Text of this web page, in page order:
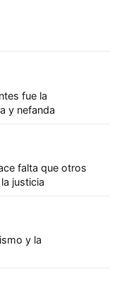
fue la
y nefanda
falta que otros
justicia
y la